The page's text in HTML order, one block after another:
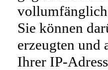
vollumfänglich
Sie können
erzeugten und
Ihrer IP-